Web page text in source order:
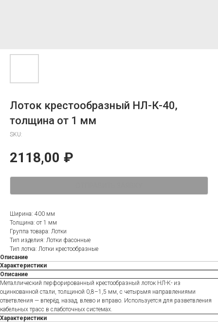
Лоток крестообразный НЛ-К-40,
толщина от 1 мм
SKU:
2118,00 ₽
Ширина: 400 мм
Толщина: от 1 мм
Группа товара: Лотки
Тип изделия: Лотки фасонные
Тип лотка: Лотки крестообразные
Описание
Характеристики
Описание
Металлический перфорированный крестообразный лоток НЛ-К- из
оцинкованной стали, толщиной 0,8–1,5 мм, с четырьмя направлениями
ответвления — вперёд, назад, влево и вправо. Используется для разветвления
кабельных трасс в слаботочных системах.
Характеристики